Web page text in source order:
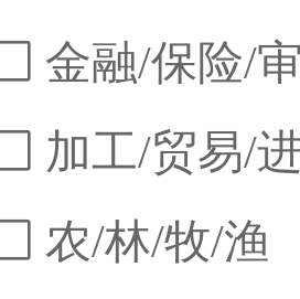
金融/保险/
加工/贸易/
农/林/牧/渔